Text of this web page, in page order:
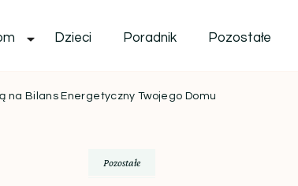
Dzieci Poradnik Pozostałe
na Bilans Energetyczny Twojego Domu
Pozostałe